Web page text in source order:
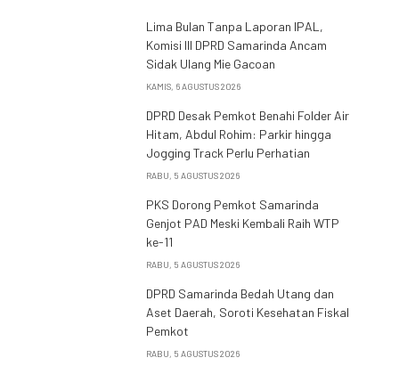
Lima Bulan Tanpa Laporan IPAL,
Komisi III DPRD Samarinda Ancam
Sidak Ulang Mie Gacoan
KAMIS, 6 AGUSTUS 2026
DPRD Desak Pemkot Benahi Folder Air
Hitam, Abdul Rohim: Parkir hingga
Jogging Track Perlu Perhatian
RABU, 5 AGUSTUS 2026
PKS Dorong Pemkot Samarinda
Genjot PAD Meski Kembali Raih WTP
ke-11
RABU, 5 AGUSTUS 2026
DPRD Samarinda Bedah Utang dan
Aset Daerah, Soroti Kesehatan Fiskal
Pemkot
RABU, 5 AGUSTUS 2026